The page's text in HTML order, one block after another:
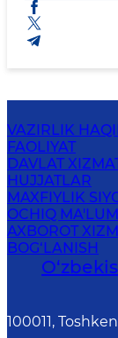
VAZIRLIK
FAOLIYAT
DAVLAT
HUJJATLAR
MAXFIYLIK
OCHIQ
AXBOROT
BOG‘LANISH
100011,